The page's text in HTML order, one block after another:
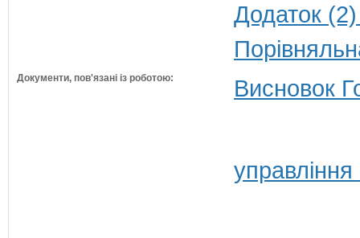
Додаток
Документи, пов'язані із роботою: Висновок